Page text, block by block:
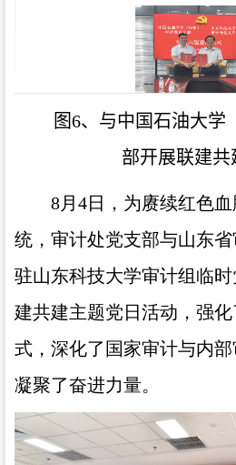
图6、与中国石油大学
部开展联建共
8月 4日，为赓续红色血
统，审计处党支部与山东
驻山东科技大学审计组临
建共建主题党日活动，强
式，深化了国家审计与内部
凝聚了奋进力量。